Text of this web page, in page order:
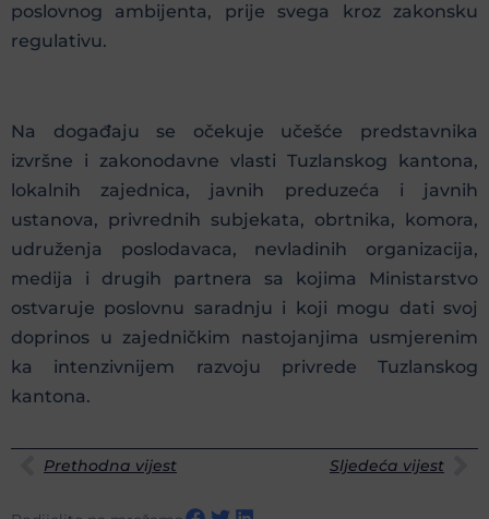
poslovnog ambijenta, prije svega kroz zakonsku
regulativu.
Na događaju se očekuje učešće predstavnika
izvršne i zakonodavne vlasti Tuzlanskog kantona,
lokalnih zajednica, javnih preduzeća i javnih
ustanova, privrednih subjekata, obrtnika, komora,
udruženja poslodavaca, nevladinih organizacija,
medija i drugih partnera sa kojima Ministarstvo
ostvaruje poslovnu saradnju i koji mogu dati svoj
doprinos u zajedničkim nastojanjima usmjerenim
ka intenzivnijem razvoju privrede Tuzlanskog
kantona.
Prethodna vijest Sljedeća vijest